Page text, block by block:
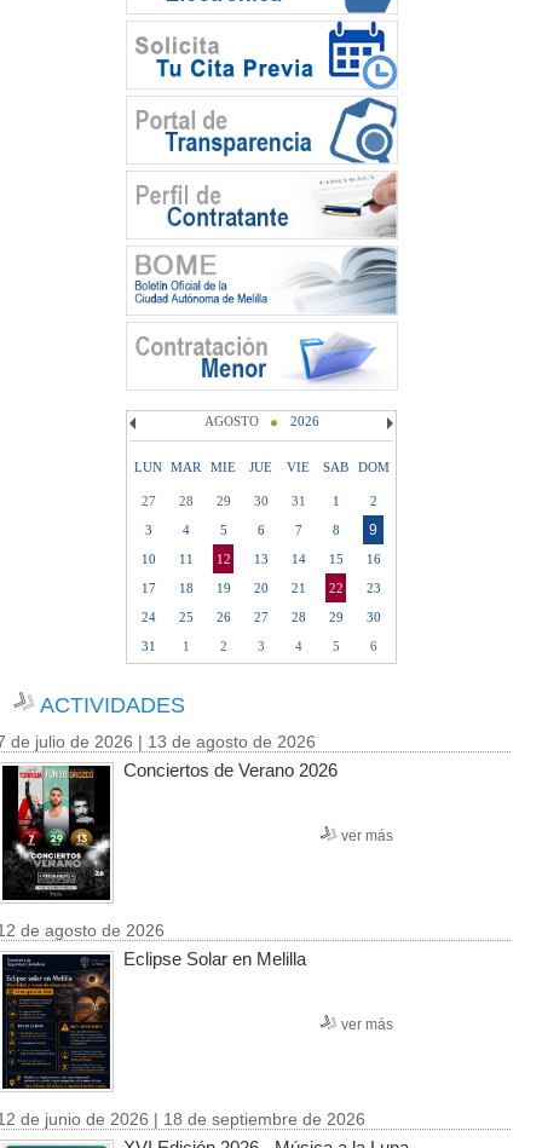
AGOSTO 2026
LUN MAR MIE JUE VIE SAB DOM
27 28 29 30 31 1
2
3
4 5 6 7 8 9
10 11 12 13 14 15
16
17
18 19 20 21 22
23
24
25 26 27 28 29
30
31
1 2 3 4 5 6
ACTIVIDADES
de julio de 2026 | 13 de agosto de 2026
Conciertos de Verano 2026
ver más
de agosto de 2026
Eclipse Solar en Melilla
ver más
de junio de 2026 | 18 de septiembre de 2026